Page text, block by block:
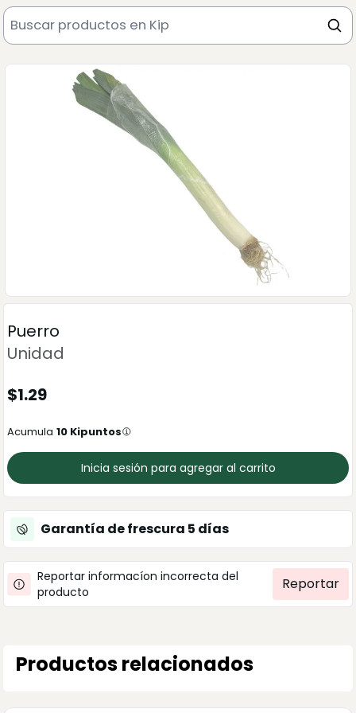
Puerro
Unidad
$1.29
Acumula 10 Kipuntos
Inicia sesión para agregar al carrito
Garantía de frescura 5 días
Reportar informacíon incorrecta del
producto
Reportar
Productos relacionados